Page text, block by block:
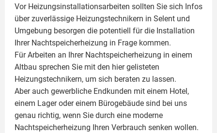
Vor Heizungsinstallationsarbeiten sollten Sie sich Infos
über zuverlässige Heizungstechnikern in Selent und
Umgebung besorgen die potentiell für die Installation
Ihrer Nachtspeicherheizung in Frage kommen.
Für Arbeiten an Ihrer Nachtspeicherheizung in einem
Altbau sprechen Sie mit den hier gelisteten
Heizungstechnikern, um sich beraten zu lassen.
Aber auch gewerbliche Endkunden mit einem Hotel,
einem Lager oder einem Bürogebäude sind bei uns
genau richtig, wenn Sie durch eine moderne
Nachtspeicherheizung Ihren Verbrauch senken wollen.